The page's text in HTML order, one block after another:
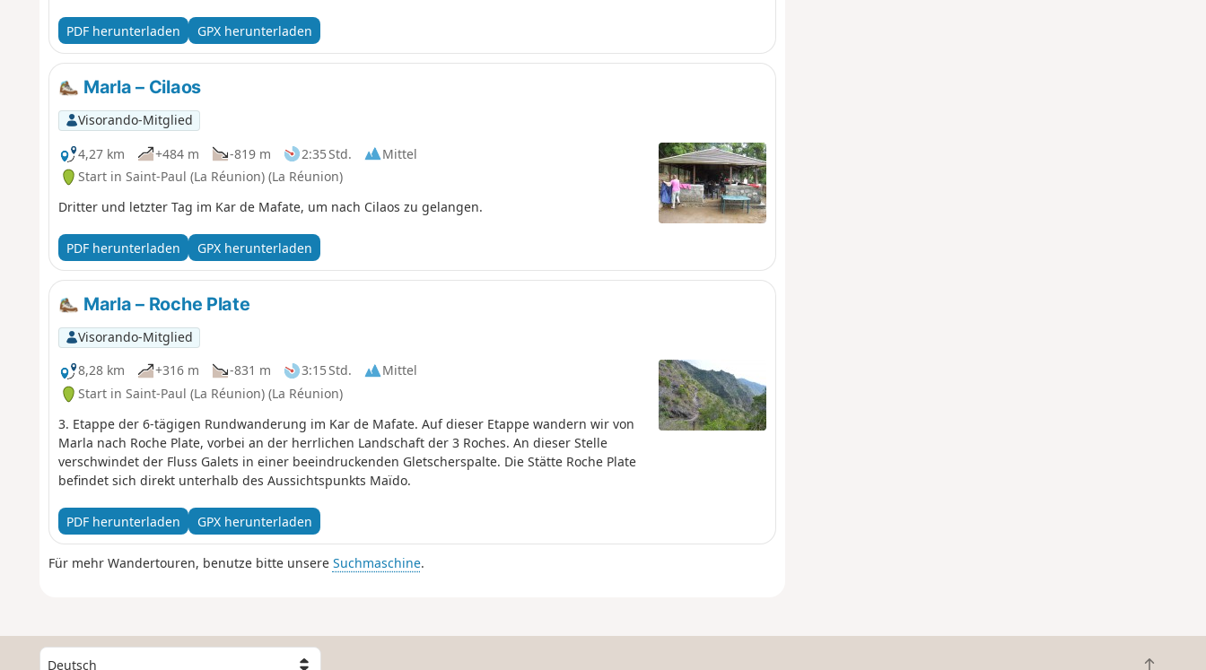
PDF herunterladen GPX herunterladen
Marla – Cilaos
Visorando-Mitglied
4,27 km
+484 m -819 m 2:35 Std.
Mittel
Start in Saint-Paul (La Réunion) (La Réunion)
Dritter und letzter Tag im Kar de Mafate, um nach Cilaos zu gelangen.
PDF herunterladen GPX herunterladen
Marla – Roche Plate
Visorando-Mitglied
8,28 km
+316 m -831 m 3:15 Std.
Mittel
Start in Saint-Paul (La Réunion) (La Réunion)
3. Etappe der 6-tägigen Rundwanderung im Kar de Mafate. Auf dieser Etappe wandern wir von
Marla nach Roche Plate, vorbei an der herrlichen Landschaft der 3 Roches. An dieser Stelle
verschwindet der Fluss Galets in einer beeindruckenden Gletscherspalte. Die Stätte Roche Plate
befindet sich direkt unterhalb des Aussichtspunkts Maïdo.
PDF herunterladen GPX herunterladen
Für mehr Wandertouren, benutze bitte unsere Suchmaschine.
W